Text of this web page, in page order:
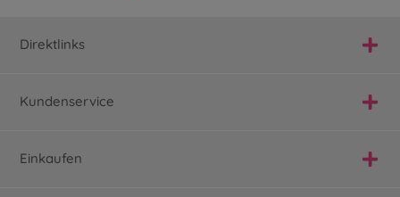
Direktlinks
Kundenservice
Einkaufen